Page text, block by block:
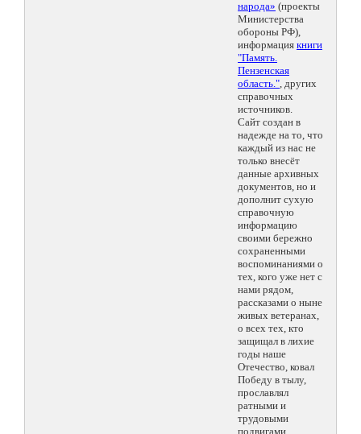
народа» (проекты
Министерства
обороны РФ),
информация книги
"Память.
Пензенская
область.", других
справочных
источников.
Сайт создан в
надежде на то, что
каждый из нас не
только внесёт
данные архивных
документов, но и
дополнит сухую
справочную
информацию
своими бережно
сохраненными
воспоминаниями о
тех, кого уже нет с
нами рядом,
рассказами о ныне
живых ветеранах,
о всех тех, кто
защищал в лихие
годы наше
Отечество, ковал
Победу в тылу,
прославлял
ратными и
трудовыми
подвигами